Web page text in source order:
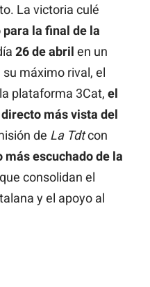
La victoria culé
la final de la
26 de abril en un
máximo rival, el
plataforma 3Cat, el
más vista del
de La Tdtcon
más escuchado de la
consolidan el
y el apoyo al